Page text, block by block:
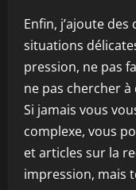
Enfin, j’ajoute
situations
pression, ne pas
ne pas chercher à
Si jamais vous
complexe, vous
et articles sur la
impression, mais